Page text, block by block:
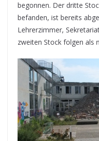
begonnen. Der dritte
befanden, ist bereits
Lehrerzimmer,
zweiten Stock folgen als